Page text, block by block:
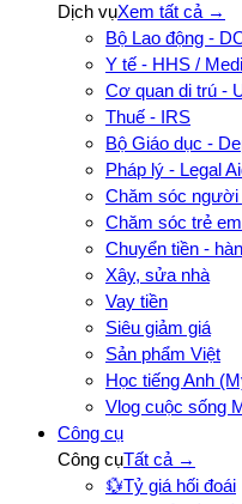
Dịch vụXem tất cả →
Bộ Lao động -
Y tế - HHS /
Cơ quan di trú -
Thuế - IRS
Bộ Giáo dục -
Pháp lý - Legal
Chăm sóc người
Chăm sóc trẻ
Chuyển tiền -
Xây, sửa nhà
Vay tiền
Siêu giảm giá
Sản phẩm Việt
Học tiếng Anh
Vlog cuộc sống
Công cụ
Công cụTất cả →
💱Tỷ giá hối đoái